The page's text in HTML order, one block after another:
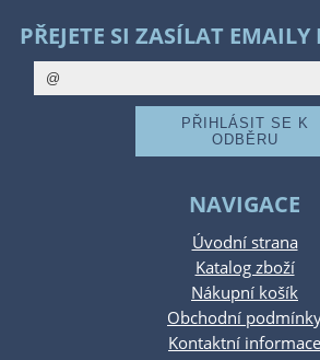
PŘEJETE SI ZASÍLAT EMAILY
NAVIGACE
Úvodní strana
Katalog zboží
Nákupní košík
Obchodní
Kontaktní informace